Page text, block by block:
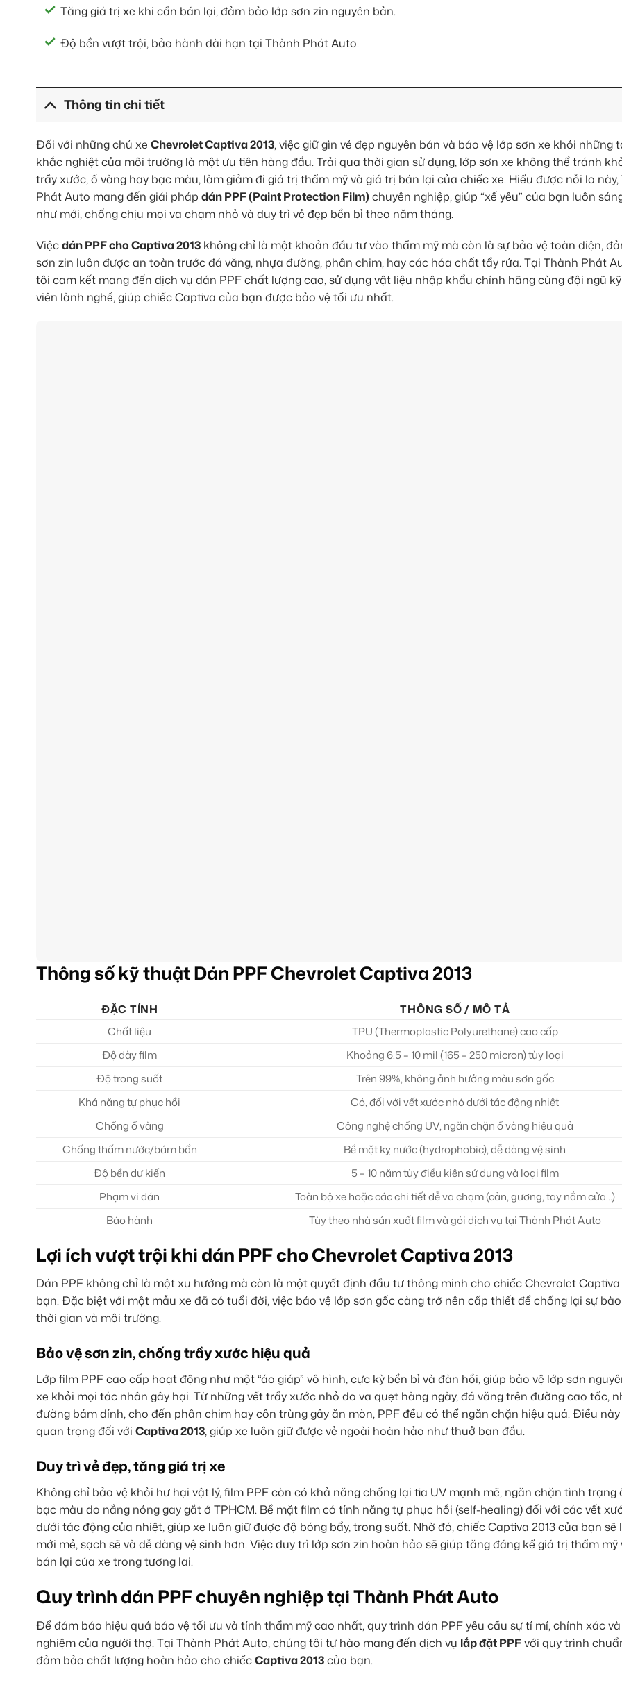
Tăng giá trị xe khi cần bán lại, đảm bảo lớp sơn zin nguyên bản.
Độ bền vượt trội, bảo hành dài hạn tại Thành Phát Auto.
Thông tin chi tiết
Đối với những chủ xe Chevrolet Captiva 2013, việc giữ gìn vẻ đẹp nguyên bản và bảo vệ lớp sơn xe khỏi những
khắc nghiệt của môi trường là một ưu tiên hàng đầu. Trải qua thời gian sử dụng, lớp sơn xe không thể tránh
trầy xước, ố vàng hay bạc màu, làm giảm đi giá trị thẩm mỹ và giá trị bán lại của chiếc xe. Hiểu được nỗi lo này,
Phát Auto mang đến giải pháp dán PPF (Paint Protection Film)chuyên nghiệp, giúp “xế yêu” của bạn luôn
như mới, chống chịu mọi va chạm nhỏ và duy trì vẻ đẹp bền bỉ theo năm tháng.
Việcdán PPF cho Captiva 2013 không chỉ là một khoản đầu tư vào thẩm mỹ mà còn là sự bảo vệ toàn diện,
sơn zin luôn được an toàn trước đá văng, nhựa đường, phân chim, hay các hóa chất tẩy rửa. Tại Thành Phát
tôi cam kết mang đến dịch vụ dán PPF chất lượng cao, sử dụng vật liệu nhập khẩu chính hãng cùng đội ngũ
viên lành nghề, giúp chiếc Captiva của bạn được bảo vệ tối ưu nhất.
Thông số kỹ thuật Dán PPF Chevrolet Captiva 2013
ĐẶC TÍNH
THÔNG SỐ / MÔ TẢ
Chất liệu
TPU (Thermoplastic Polyurethane) cao cấp
Độ dày film
Khoảng 6.5 – 10 mil (165 – 250 micron) tùy loại
Độ trong suốt
Trên 99%, không ảnh hưởng màu sơn gốc
Khả năng tự phục hồi
Có, đối với vết xước nhỏ dưới tác động nhiệt
Chống ố vàng
Công nghệ chống UV, ngăn chặn ố vàng hiệu quả
Chống thấm nước/bám bẩn
Bề mặt kỵ nước (hydrophobic), dễ dàng vệ sinh
Độ bền dự kiến
5 – 10 năm tùy điều kiện sử dụng và loại film
Phạm vi dán
Toàn bộ xe hoặc các chi tiết dễ va chạm (cản, gương, tay nắm cửa…)
Bảo hành
Tùy theo nhà sản xuất film và gói dịch vụ tại Thành Phát Auto
Lợi ích vượt trội khi dán PPF cho Chevrolet Captiva 2013
Dán PPF không chỉ là một xu hướng mà còn là một quyết định đầu tư thông minh cho chiếc Chevrolet Captiva
bạn. Đặc biệt với một mẫu xe đã có tuổi đời, việc bảo vệ lớp sơn gốc càng trở nên cấp thiết để chống lại sự
thời gian và môi trường.
Bảo vệ sơn zin, chống trầy xước hiệu quả
Lớp film PPF cao cấp hoạt động như một “áo giáp” vô hình, cực kỳ bền bỉ và đàn hồi, giúp bảo vệ lớp sơn
xe khỏi mọi tác nhân gây hại. Từ những vết trầy xước nhỏ do va quẹt hàng ngày, đá văng trên đường cao tốc,
đường bám dính, cho đến phân chim hay côn trùng gây ăn mòn, PPF đều có thể ngăn chặn hiệu quả. Điều
quan trọng đối với Captiva 2013, giúp xe luôn giữ được vẻ ngoài hoàn hảo như thuở ban đầu.
Duy trì vẻ đẹp, tăng giá trị xe
Không chỉ bảo vệ khỏi hư hại vật lý, film PPF còn có khả năng chống lại tia UV mạnh mẽ, ngăn chặn tình trạng
bạc màu do nắng nóng gay gắt ở TPHCM. Bề mặt film có tính năng tự phục hồi (self-healing) đối với các vết
dưới tác động của nhiệt, giúp xe luôn giữ được độ bóng bẩy, trong suốt. Nhờ đó, chiếc Captiva 2013 của bạn sẽ
mới mẻ, sạch sẽ và dễ dàng vệ sinh hơn. Việc duy trì lớp sơn zin hoàn hảo sẽ giúp tăng đáng kể giá trị thẩm mỹ
bán lại của xe trong tương lai.
Quy trình dán PPF chuyên nghiệp tại Thành Phát Auto
Để đảm bảo hiệu quả bảo vệ tối ưu và tính thẩm mỹ cao nhất, quy trình dán PPF yêu cầu sự tỉ mỉ, chính xác
nghiệm của người thợ. Tại Thành Phát Auto, chúng tôi tự hào mang đến dịch vụ lắp đặt PPFvới quy trình
đảm bảo chất lượng hoàn hảo cho chiếcCaptiva 2013của bạn.